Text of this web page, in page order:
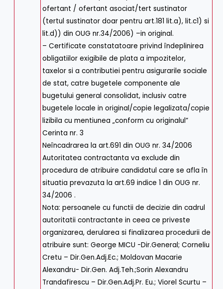
ofertant / ofertant asociat/tert sustinator
(tertul sustinator doar pentru art.181 lit.a), lit.c1) si
lit.d)) din OUG nr.34/2006) –in original.
– Certificate constatatoare privind îndeplinirea
obligatiilor exigibile de plata a impozitelor,
taxelor si a contributiei pentru asigurarile sociale
de stat, catre bugetele componente ale
bugetului general consolidat, inclusiv catre
bugetele locale in original/copie legalizata/copie
lizibila cu mentiunea „conform cu originalul”
Cerinta nr. 3
Neîncadrarea la art.691 din OUG nr. 34/2006
Autoritatea contractanta va exclude din
procedura de atribuire candidatul care se afla în
situatia prevazuta la art.69 indice 1 din OUG nr.
34/2006 .
Nota: persoanele cu functii de decizie din cadrul
autoritatii contractante in ceea ce priveste
organizarea, derularea si finalizarea procedurii de
atribuire sunt: George MICU -Dir.General; Corneliu
Cretu – Dir.Gen.Adj.Ec.; Moldovan Macarie
Alexandru- Dir.Gen. Adj.Teh.;Sorin Alexandru
Trandafirescu – Dir.Gen.Adj.Pr. Eu.; Viorel Scurtu –